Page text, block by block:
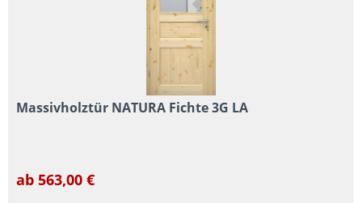
Massivholztür NATURA Fichte 3G LA
ab 563,00 €